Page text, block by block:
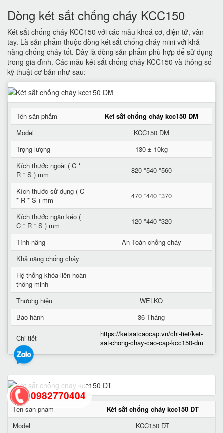
Dòng két sắt chống cháy KCC150
Két sắt chống cháy KCC150 với các mẫu khoá cơ, điện tử, vân
tay. Là sản phẩm thuộc dòng két sắt chống cháy mini với khả
năng chống cháy tốt. Đây là dòng sản phẩm phù hợp để sử dụng
trong gia đình. Các mẫu két sắt chống cháy KCC150 và thông số
kỹ thuật cơ bản như sau:
Tên sản phẩm
Két sắt chống cháy kcc150 DM
Model
KCC150 DM
Trọng lượng
130 ± 10kg
Kích thước ngoài ( C *
R * S ) mm
820 *540 *560
Kích thước sử dụng ( C
* R * S ) mm
470 *440 *370
Kích thước ngăn kéo (
C * R * S ) mm
120 *440 *320
Tính năng
An Toàn chống cháy
Khả năng chống cháy
Hệ thống khóa liên hoàn
thông minh
Thương hiệu
WELKO
Bảo hành
36 Tháng
Chi tiết
https://ketsatcaocap.vn/chi-tiet/ket-
sat-chong-chay-cao-cap-kcc150-dm
Tên sản phẩm
Két sắt chống cháy kcc150 DT
Model
KCC150 DT
0982770404